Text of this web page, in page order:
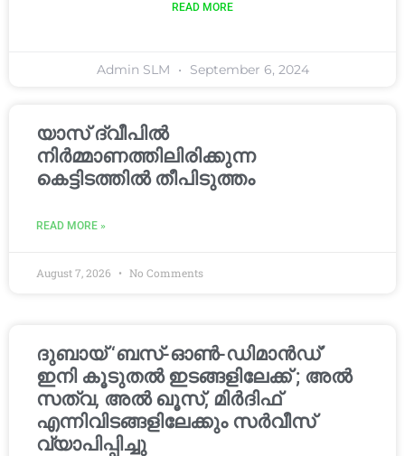
READ MORE
Admin SLM September 6, 2024
യാസ് ദ്വീപിൽ
നിർമ്മാണത്തിലിരിക്കുന്ന
കെട്ടിടത്തിൽ തീപിടുത്തം
READ MORE »
August 7, 2026 No Comments
ദുബായ് ‘ബസ്-ഓൺ-ഡിമാൻഡ്’
ഇനി കൂടുതൽ ഇടങ്ങളിലേക്ക് ; അൽ
സത്വ, അൽ ഖൂസ്, മിർദിഫ്
എന്നിവിടങ്ങളിലേക്കും സർവീസ്
വ്യാപിപ്പിച്ചു